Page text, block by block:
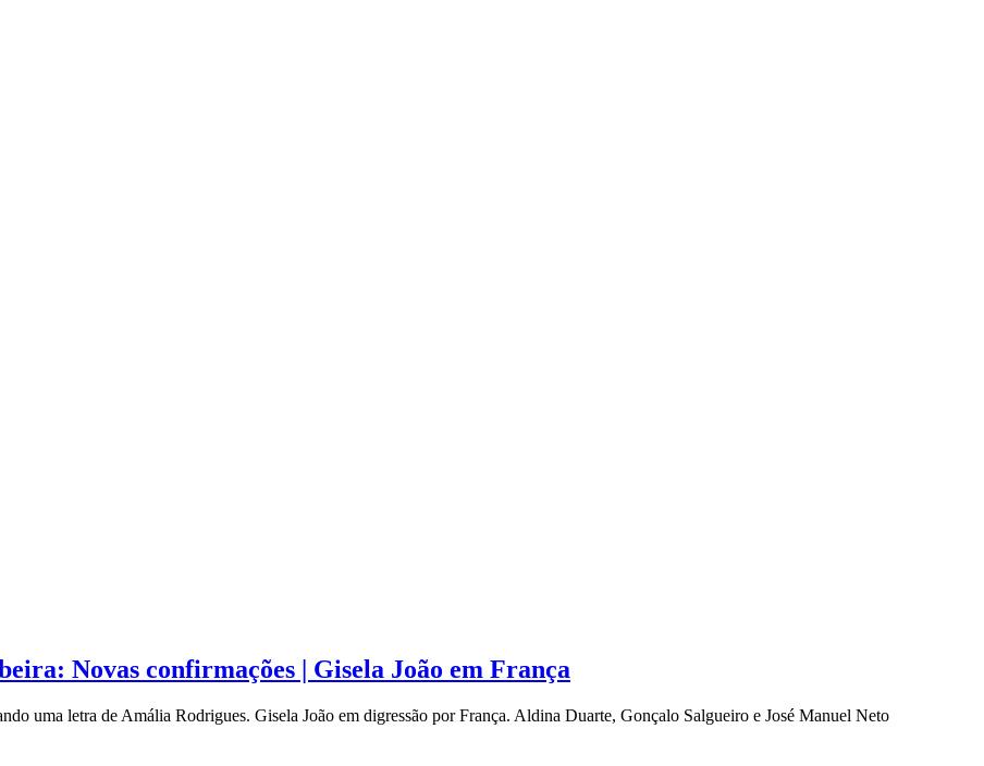
Novas confirmações | Gisela João em França
uma letra de Amália Rodrigues. Gisela João em digressão por França. Aldina Duarte, Gonçalo Salgueiro e José Manuel Neto